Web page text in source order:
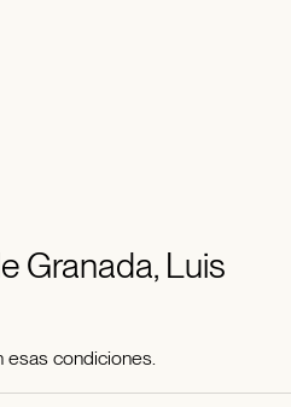
Granada, Luis
esas condiciones.